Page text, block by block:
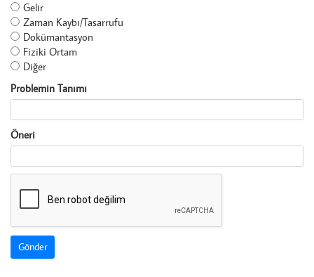
Gelir
Zaman Kaybı/Tasarrufu
Dokümantasyon
Fiziki Ortam
Diğer
Problemin Tanımı
Öneri
Gönder